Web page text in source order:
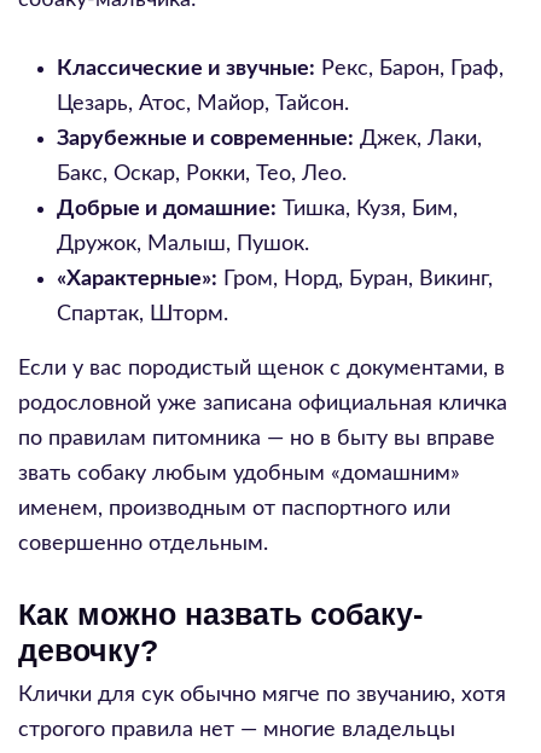
Классические и звучные: Рекс, Барон, Граф,
Цезарь, Атос, Майор, Тайсон.
Зарубежные и современные: Джек, Лаки,
Бакс, Оскар, Рокки, Тео, Лео.
Добрые и домашние: Тишка, Кузя, Бим,
Дружок, Малыш, Пушок.
«Характерные»: Гром, Норд, Буран, Викинг,
Спартак, Шторм.
Если у вас породистый щенок с документами, в
родословной уже записана официальная кличка
по правилам питомника — но в быту вы вправе
звать собаку любым удобным «домашним»
именем, производным от паспортного или
совершенно отдельным.
Как можно назвать собаку-
девочку?
Клички для сук обычно мягче по звучанию, хотя
строгого правила нет — многие владельцы